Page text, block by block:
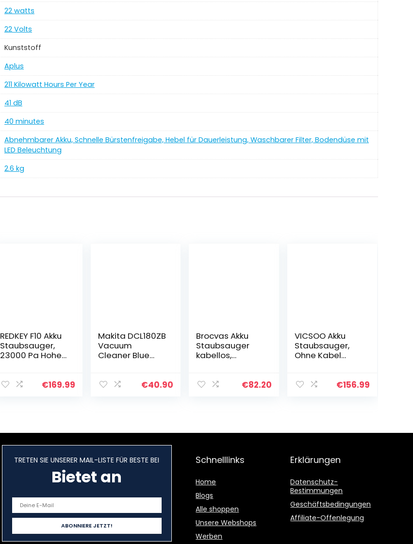
‎22 watts
‎22 Volts
‎Kunststoff
‎Aplus
‎211 Kilowatt Hours Per Year
‎41 dB
‎40 minutes
‎Abnehmbarer Akku, Schnelle Bürstenfreigabe, Hebel für Dauerleistung, Waschbarer Filter, Bodendüse mit
LED Beleuchtung
‎2.6 kg
REDKEY F10 Akku
Staubsauger,
23000 Pa Hohe
Handstaubsaug
€169.99
Makita DCL180ZB
Vacuum
Cleaner Blue
€40.90
Brocvas Akku
Staubsauger
kabellos,
(28kPa Starke
€82.20
VICSOO Akku
Staubsauger,
Ohne Kabel
Staubsauger
€156.99
TRETEN SIE UNSERER MAIL-LISTE FÜR BESTE BEI
Bietet an
Schnelllinks
Home
Blogs
Alle shoppen
Unsere Webshops
Werben
Erklärungen
Datenschutz-
Bestimmungen
Geschäftsbedingungen
Affiliate-Offenlegung